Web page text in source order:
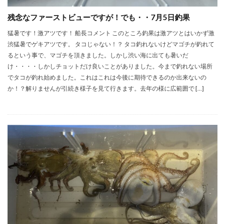
残念なファーストビューですが！でも・・7月5日釣果
猛暑です！激アツです！ 船長コメント このところ釣果は激アツとはいかず激
渋猛暑でゲキアツです。 タコじゃない！？ タコ釣れないけどマゴチが釣れて
るという事で、マゴチを頂きました。しかし渋い海に出ても暑いだ
け・・・・しかしチョットだけ良いことがありました。今まで釣れない場所
でタコが釣れ始めました。これはこれは今後に期待できるのか出来ないの
か！？解りませんが引続き様子を見て行きます。去年の様に広範囲で […]